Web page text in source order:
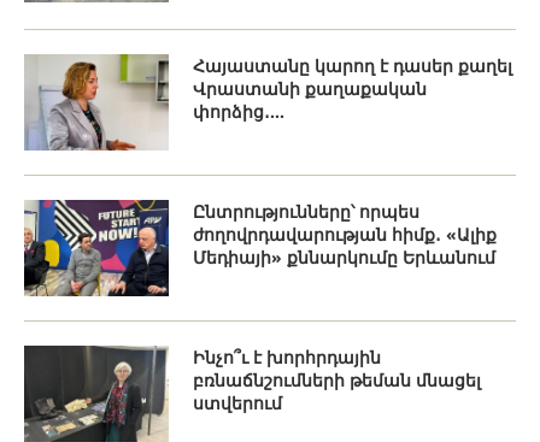
Հայաստանը կարող է դասեր քաղել
Վրաստանի քաղաքական
փորձից․...
Ընտրությունները՝ որպես
ժողովրդավարության հիմք․ «Ալիք
Մեդիայի» քննարկումը Երևանում
Ինչո՞ւ է խորհրդային
բռնաճնշումների թեման մնացել
ստվերում